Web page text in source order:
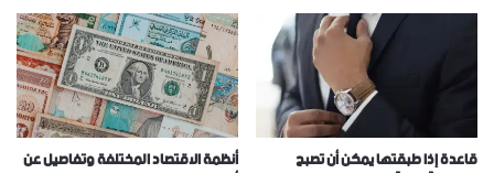
قاعدة إذا طبقتها يمكن أن تصبح أنظمة الاقتصاد المختلفة وتفاصيل عن